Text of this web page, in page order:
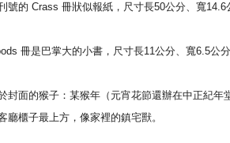
號的 Crass 冊狀似報紙，尺寸長50公分、寬14.6
冊是巴掌大的小書，尺寸長11公分、寬6.5公
封面的猴子：某猴年（元宵花節還辦在中正紀年
廳櫃子最上方， 像家裡的鎮宅獸。